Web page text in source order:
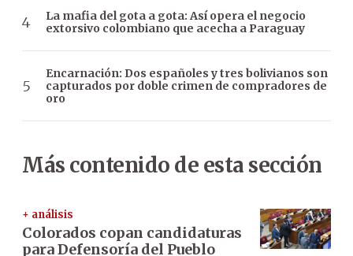
La mafia del gota a gota: Así opera el negocio
extorsivo colombiano que acecha a Paraguay
Encarnación: Dos españoles y tres bolivianos son
capturados por doble crimen de compradores de
oro
Más contenido de esta sección
+ análisis
Colorados copan candidaturas
para Defensoría del Pueblo